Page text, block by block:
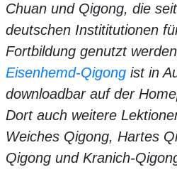
Chuan und Qigong, die
deutschen Instititutionen
Fortbildung genutzt
Eisenhemd-Qigong ist in
downloadbar auf der
Dort auch weitere
Weiches Qigong, Hartes
Qigong und Kranich-